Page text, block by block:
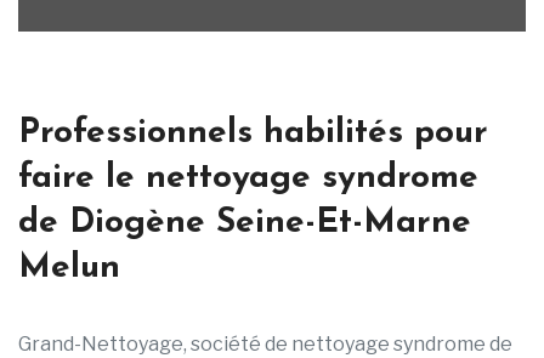
Professionnels habilités pour
faire le nettoyage syndrome
de Diogène Seine-Et-Marne
Melun
Grand-Nettoyage, société de nettoyage syndrome de